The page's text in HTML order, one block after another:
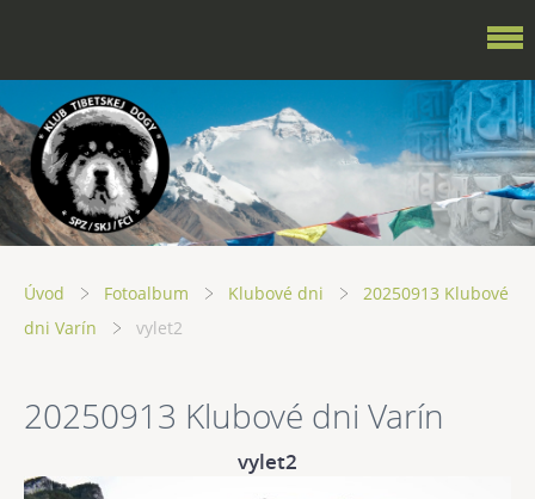
Úvod Fotoalbum Klubové dni
20250913 Klubové
dni Varín
vylet2
20250913 Klubové dni Varín
vylet2